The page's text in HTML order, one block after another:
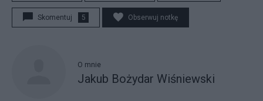
Skomentuj 5 Obserwuj notkę
O mnie
Jakub Bożydar Wiśniewski